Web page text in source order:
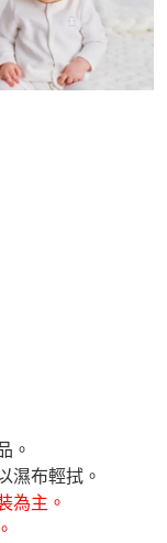
。
濕布輕拭。
為主。